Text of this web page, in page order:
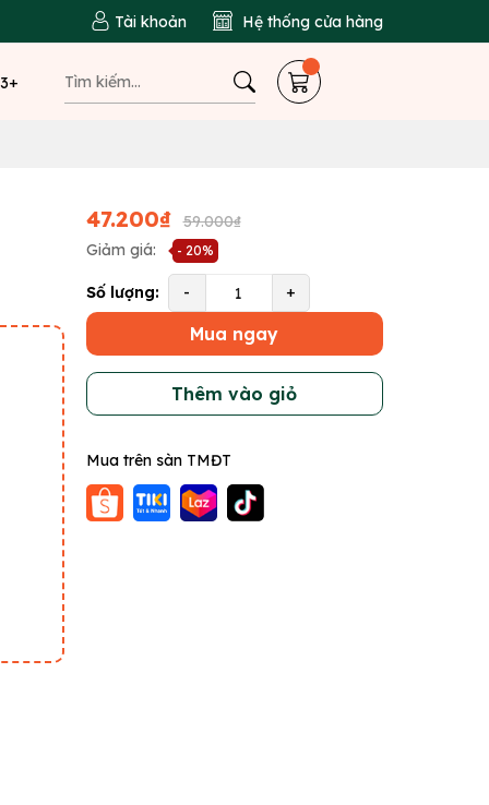
Tài khoản Hệ thống cửa hàng
47.200₫
59.000₫
Giảm giá:
- 20%
Số lượng: - +
Mua ngay
Thêm vào giỏ
Mua trên sàn TMĐT